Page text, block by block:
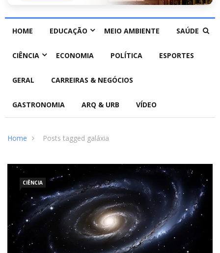
HOME EDUCAÇÃO MEIO AMBIENTE SAÚDE
CIÊNCIA ECONOMIA POLÍTICA ESPORTES
GERAL CARREIRAS & NEGÓCIOS
GASTRONOMIA ARQ & URB VÍDEO
Home Posts tagged galáxia
CIÊNCIA